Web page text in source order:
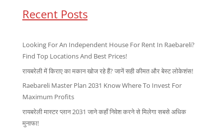
Recent Posts
Looking For An Independent House For Rent In Raebareli?
Find Top Locations And Best Prices!
रायबरेली में किराए का मकान खोज रहे हैं? जानें सही कीमत और बेस्ट लोकेशंस!
Raebareli Master Plan 2031 Know Where To Invest For
Maximum Profits
रायबरेली मास्टर प्लान 2031 जाने कहाँ निवेश करने से मिलेगा सबसे अधिक
मुनाफा!